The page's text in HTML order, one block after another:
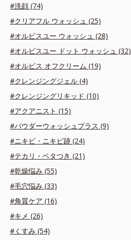
#洗顔 (74)
#クリアフル ウォッシュ (25)
#オルビスユー ウォッシュ (28)
#オルビスユー ドット ウォッシュ (32)
#オルビス オフクリーム (19)
#クレンジングジェル (4)
#クレンジングリキッド (10)
#アクアニスト (15)
#パウダーウォッシュプラス (9)
#ニキビ・ニキビ跡 (24)
#テカリ・ベタつき (21)
#乾燥悩み (55)
#毛穴悩み (33)
#角質ケア (16)
#キメ (26)
#くすみ (54)